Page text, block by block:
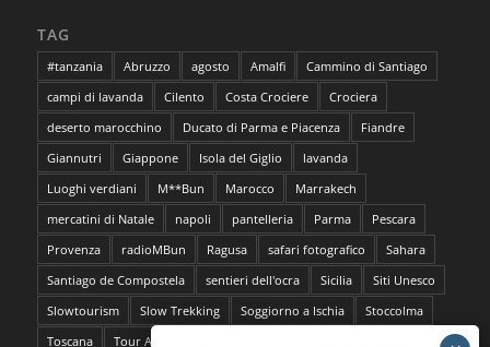
TAG
#tanzania Abruzzo agosto Amalfi
Cammino di Santiago
campi di lavanda
Cilento Costa Crociere
Crociera
deserto marocchino
Ducato di Parma e Piacenza
Fiandre
Giannutri
Giappone Isola del Giglio
lavanda
Luoghi verdiani
M**Bun Marocco
Marrakech
mercatini di Natale
napoli pantelleria Parma
Pescara
Provenza
radioMBun Ragusa safari fotografico
Sahara
Santiago de Compostela
sentieri dell'ocra Sicilia
Siti Unesco
Slowtourism
Slow Trekking Soggiorno a Ischia
Stoccolma
Toscana
Tour Abruzzo